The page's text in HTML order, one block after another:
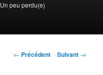
Un peu perdu(e)
Navigation
← Précédent Suivant →